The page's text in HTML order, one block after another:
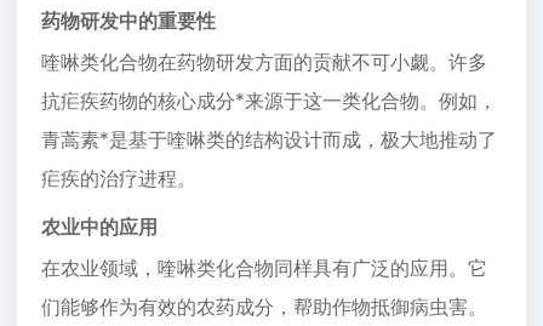
药物研发中的重要性
喹啉类化合物在药物研发方面的贡献不可小觑。许多
抗疟疾药物的核心成分*来源于这一类化合物。例如，
青蒿素*是基于喹啉类的结构设计而成，极大地推动了
疟疾的治疗进程。
农业中的应用
在农业领域，喹啉类化合物同样具有广泛的应用。它
们能够作为有效的农药成分，帮助作物抵御病虫害。